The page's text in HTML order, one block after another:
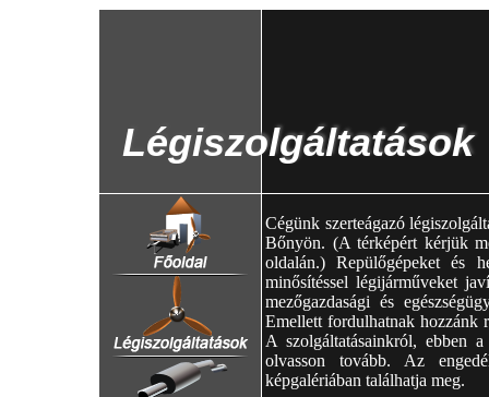
Kobo Air Service
Légiszolgáltatások
MagyarEnglish
Légiszolgáltatások
Autóalkatrész-
kereskedelem
Cégünk szerteágazó
Bőnyön. (A térképért kérjük
oldalán.) Repülőgépeket és
minősítéssel légijárműveket
mezőgazdasági és
Emellett fordulhatnak hozzánk
A szolgáltatásainkról, ebben
olvasson tovább. Az
képgalériában találhatja meg.